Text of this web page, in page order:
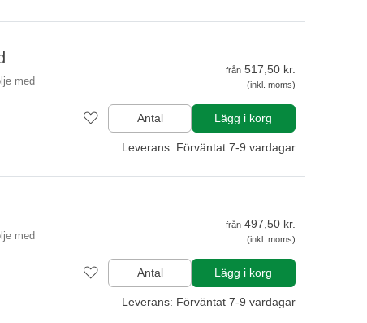
med
från 517,50 kr.
(inkl. moms)
Antal Lägg i korg
Leverans: Förväntat 7-9 vardagar
med
från 497,50 kr.
(inkl. moms)
Antal Lägg i korg
Leverans: Förväntat 7-9 vardagar